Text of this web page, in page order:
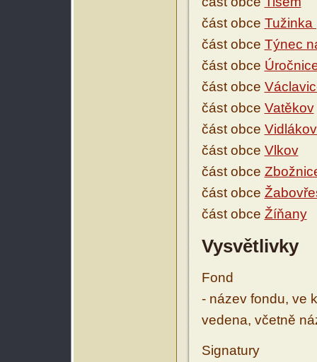
část obce Tužinka
část obce Týnec
část obce
část obce
část obce Vatěkov
část obce
část obce Vlkov
část obce
část obce
část obce Žíňany
Vysvětlivky
Fond
- název fondu, ve
vedena, včetně
Signatury